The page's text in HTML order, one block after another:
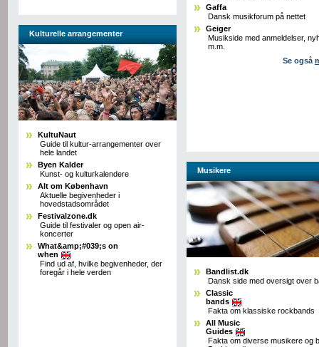
Kulturelle arrangementer
KultuNaut
Guide til kultur-arrangementer over
hele landet
Byen Kalder
Kunst- og kulturkalendere
Alt om København
Aktuelle begivenheder i
hovedstadsområdet
Festivalzone.dk
Guide til festivaler og open air-
koncerter
What&amp;#039;s on
when
Find ud af, hvilke begivenheder, der
foregår i hele verden
Gaffa
Dansk musikforum på nettet
Geiger
Musikside med anmeldelser,
m.m.
Se også
Musikere
Bandlist.dk
Dansk side med oversigt over
Classic
bands
Fakta om klassiske rockbands
All Music
Guides
Fakta om diverse musikere og